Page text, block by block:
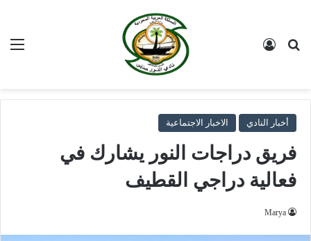
بحث عن
أخبار النادي الاخبار الاجتماعية
فريق دراجات النور يشارك في
فعالية دراجي القطيف
Marya